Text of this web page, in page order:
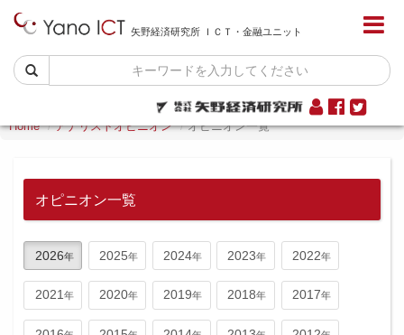
矢野経済研究所 ＩＣＴ・金融ユニット
Home アナリストオピニオン オピニオン一覧
オピニオン一覧
2026 2025 2024 2023 2022
2021 2020 2019 2018 2017